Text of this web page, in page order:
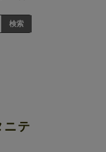
ニテ